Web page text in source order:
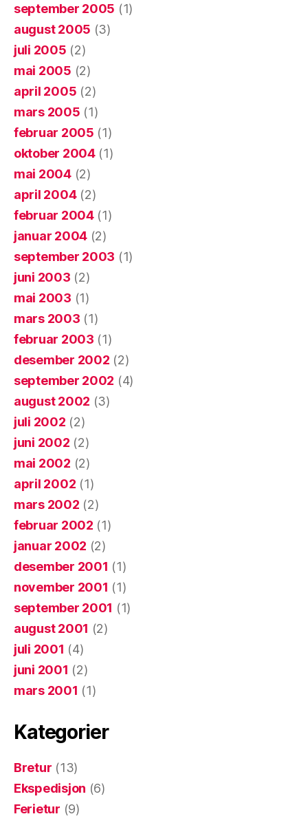
september 2005 (1)
august 2005 (3)
juli 2005 (2)
mai 2005 (2)
april 2005 (2)
mars 2005 (1)
februar 2005 (1)
oktober 2004(1)
mai 2004(2)
april 2004(2)
februar 2004(1)
januar 2004 (2)
september 2003 (1)
juni 2003 (2)
mai 2003 (1)
mars 2003 (1)
februar 2003 (1)
desember 2002 (2)
september 2002 (4)
august 2002 (3)
juli 2002 (2)
juni 2002 (2)
mai 2002 (2)
april 2002 (1)
mars 2002 (2)
februar 2002 (1)
januar 2002 (2)
desember 2001 (1)
november 2001 (1)
september 2001 (1)
august 2001 (2)
juli 2001 (4)
juni 2001 (2)
mars 2001 (1)
Kategorier
Bretur (13)
Ekspedisjon (6)
Ferietur (9)